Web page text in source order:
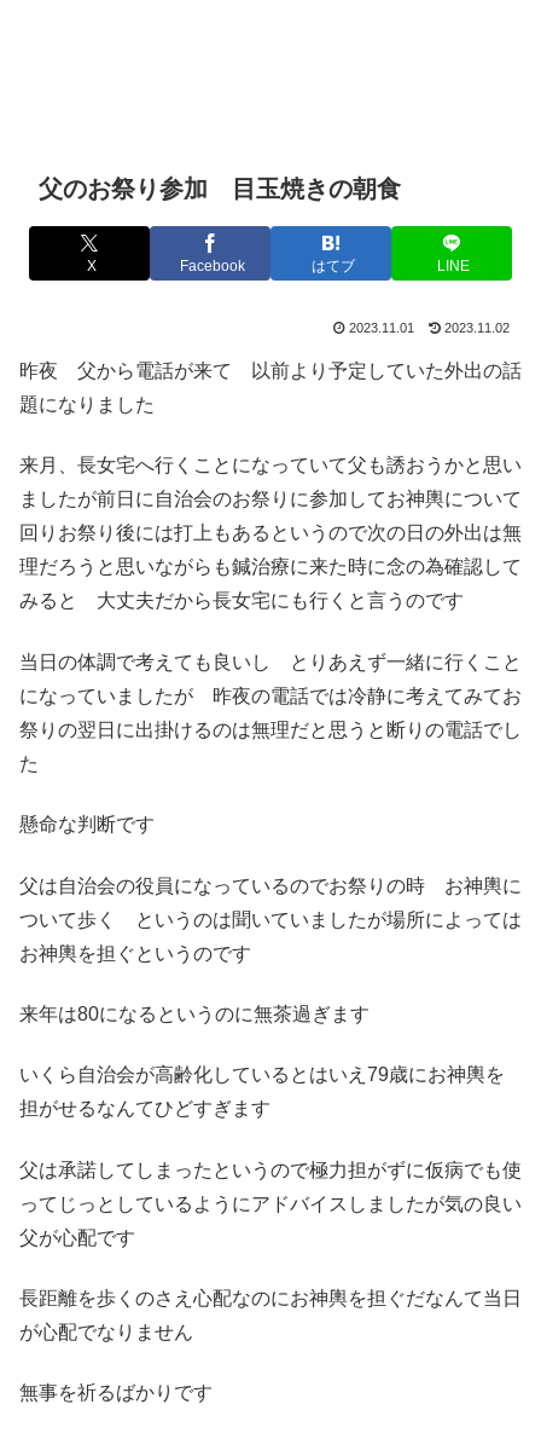
父のお祭り参加 目玉焼きの朝食
X Facebook はてブ LINE
2023.11.01 2023.11.02
昨夜 父から電話が来て 以前より予定していた外出の話
題になりました
来月、長女宅へ行くことになっていて父も誘おうかと思い
ましたが前日に自治会のお祭りに参加してお神輿について
回りお祭り後には打上もあるというので次の日の外出は無
理だろうと思いながらも鍼治療に来た時に念の為確認して
みると 大丈夫だから長女宅にも行くと言うのです
当日の体調で考えても良いし とりあえず一緒に行くこと
になっていましたが 昨夜の電話では冷静に考えてみてお
祭りの翌日に出掛けるのは無理だと思うと断りの電話でし
た
懸命な判断です
父は自治会の役員になっているのでお祭りの時 お神輿に
ついて歩く というのは聞いていましたが場所によっては
お神輿を担ぐというのです
来年は80になるというのに無茶過ぎます
いくら自治会が高齢化しているとはいえ79歳にお神輿を
担がせるなんてひどすぎます
父は承諾してしまったというので極力担がずに仮病でも使
ってじっとしているようにアドバイスしましたが気の良い
父が心配です
長距離を歩くのさえ心配なのにお神輿を担ぐだなんて当日
が心配でなりません
無事を祈るばかりです